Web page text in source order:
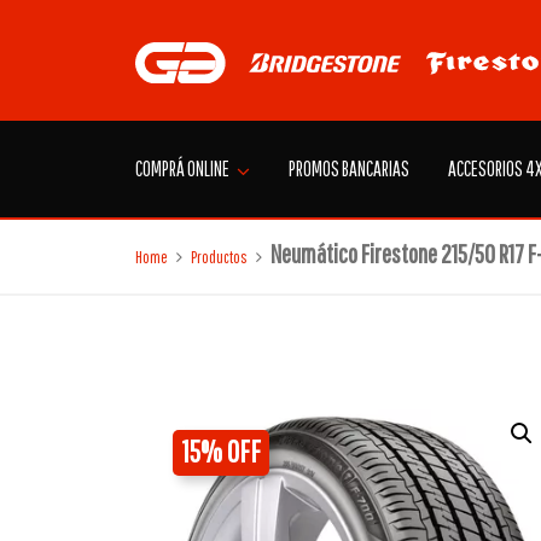
COMPRÁ ONLINE PROMOS BANCARIAS ACCESORIOS
Home Productos Neumático Firestone 215/50 R17
15% OFF